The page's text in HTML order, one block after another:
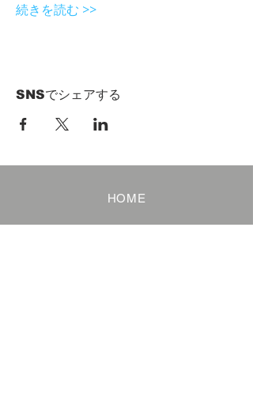
続きを読む >>
SNSでシェアする
HOME